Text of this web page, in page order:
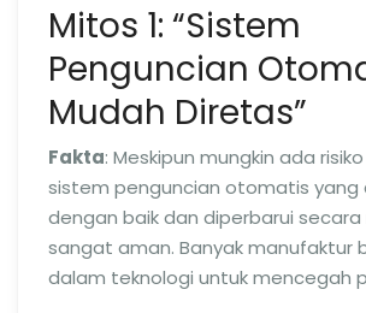
Mitos 1: “Sistem
Penguncian
Mudah Diretas”
Fakta: Meskipun mungkin ada
sistem penguncian otomatis yang
dengan baik dan diperbarui
sangat aman. Banyak manufaktur
dalam teknologi untuk mencegah